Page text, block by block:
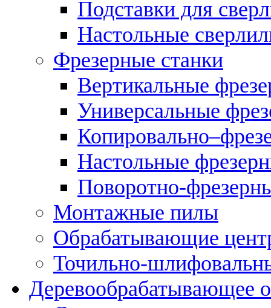
Подставки для
Настольные
Фрезерные станки
Вертикальные
Универсальные
Настольные
Поворотно-
Монтажные пилы
Обрабатывающие
Точильно-
Деревообрабатывающее